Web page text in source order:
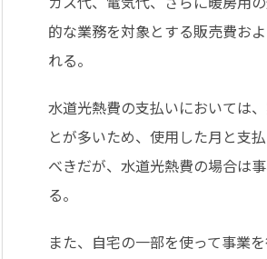
的な業務を対象とする販売費お
れる。
水道光熱費の支払いにおいては
とが多いため、使用した月と支
べきだが、水道光熱費の場合は
る。
また、自宅の一部を使って事業